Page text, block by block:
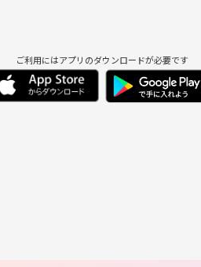
ご利用にはアプリのダウンロードが必要です